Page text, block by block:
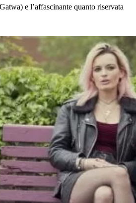
e l’affascinante quanto riservata